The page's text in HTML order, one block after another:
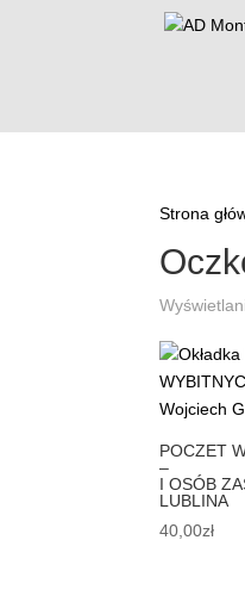
Strona
POCZET
–
I OSÓB
LUBLINA
40,00zł